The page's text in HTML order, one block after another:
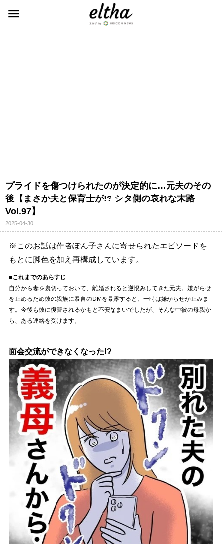
プライドを傷つけられたのが決定的に…元夫のその
後【まさか夫と保育士が!? シタ側の哀れな末路
Vol.97】
2025-04-30
※このお話は作者ぽん子さんに寄せられたエピソードを
もとに脚色を加え再構成しています。
■これまでのあらすじ
自分から妻を裏切っておいて、離婚されると逆恨みしてきた元夫。嫌がらせ
を止めるため彼の親族に暴言のDMを暴露すると、一時は嫌がらせが止みま
す。今後も彼に復讐されるかもと不安なまいでしたが、そんな中彼の母親か
ら、ある連絡を受けます。
面会交流ができなくなった!?